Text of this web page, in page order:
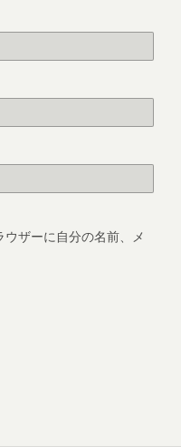
ザーに自分の名前、メ